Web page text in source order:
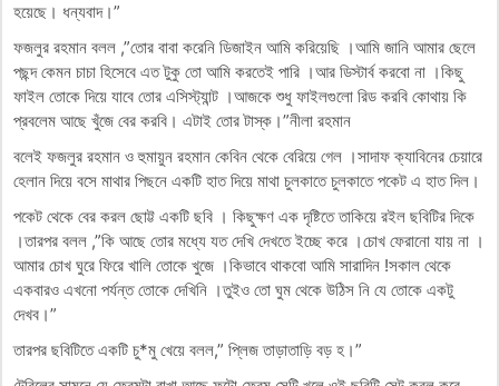
হয়েছে। ধন্যবাদ।”
ফজলুর রহমান বলল ,”তোর বাবা করেনি ডিজাইন আমি করিয়েছি ।আমি জানি আমার ছেলে
পছন্দ কেমন চাচা হিসেবে এত টুকু তো আমি করতেই পারি ।আর ডিস্টার্ব করবো না ।কিছু
ফাইল তোকে দিয়ে যাবে তোর এসিস্ট্যান্ট ।আজকে শুধু ফাইলগুলো রিড করবি কোথায় কি
প্রবলেম আছে খুঁজে বের করবি। এটাই তোর টাস্ক।”নীলা রহমান
বলেই ফজলুর রহমান ও হুমায়ুন রহমান কেবিন থেকে বেরিয়ে গেল ।সাদাফ ক্যাবিনের চেয়ারে
হেলান দিয়ে বসে মাথার পিছনে একটি হাত দিয়ে মাথা চুলকাতে চুলকাতে পকেট এ হাত দিল।
পকেট থেকে বের করল ছোট্ট একটি ছবি । কিছুক্ষণ এক দৃষ্টিতে তাকিয়ে রইল ছবিটির দিকে
।তারপর বলল ,”কি আছে তোর মধ্যে যত দেখি দেখতে ইচ্ছে করে ।চোখ ফেরানো যায় না ।
আমার চোখ ঘুরে ফিরে খালি তোকে খুজে ।কিভাবে থাকবো আমি সারাদিন !সকাল থেকে
একবারও এখনো পর্যন্ত তোকে দেখিনি ।তুইও তো ঘুম থেকে উঠিস নি যে তোকে একটু
দেখব।”
তারপর ছবিটিতে একটি চু*মু খেয়ে বলল,” প্লিজ তাড়াতাড়ি বড় হ।”